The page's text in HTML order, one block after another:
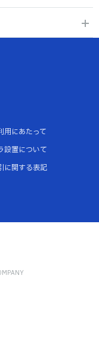
用にあたって
設置について
に関する表記